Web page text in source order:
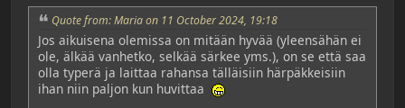
Quote from: Maria on 11 October 2024, 19:18
Jos aikuisena olemissa on mitään hyvää (yleensähän ei
ole, älkää vanhetko, selkää särkee yms.), on se että saa
olla typerä ja laittaa rahansa tälläisiin härpäkkeisiin
ihan niin paljon kun huvittaa